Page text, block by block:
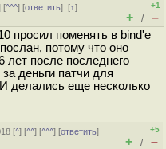
[^^^] [ответить][↑]
+1
+ / –
просил поменять в bind'е
потому что оно
после последнего
деньги патчи для
делались еще несколько
[^] [^^] [^^^] [ответить]
+5
+ / –